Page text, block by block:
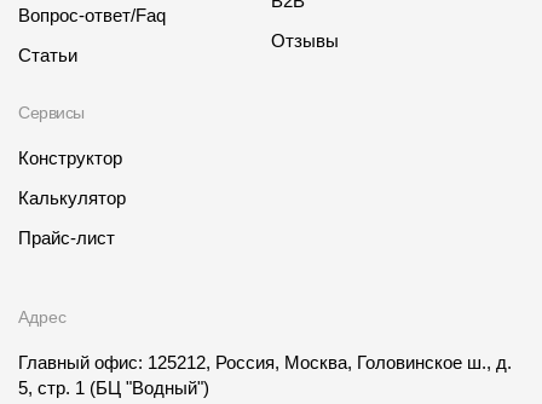
Вопрос-ответ/Faq
Статьи
Сервисы
Конструктор
Калькулятор
Прайс-лист
Отзывы
Адрес
Главный офис: 125212, Россия, Москва, Головинское ш., д.
5, стр. 1 (БЦ "Водный")